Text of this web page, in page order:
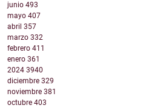
junio 493
mayo 407
abril 357
marzo 332
febrero 411
enero 361
2024 3940
diciembre 329
noviembre 381
octubre 403